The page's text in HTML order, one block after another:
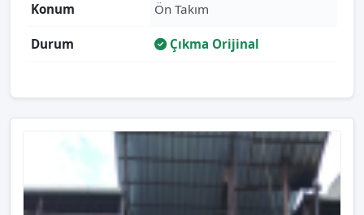
Konum Ön Takım
Durum Çıkma Orijinal